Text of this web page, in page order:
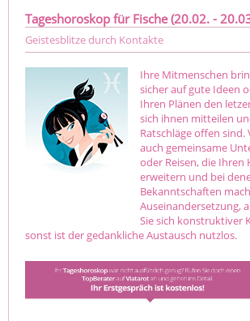
Tageshoroskop für Fische (20.02. -
Geistesblitze durch Kontakte
Ihre Mitmenschen
sicher auf gute Ideen
Ihren Plänen den
sich ihnen mitteilen
Ratschläge offen sind.
auch gemeinsame
oder Reisen, die Ihren
erweitern und bei
Bekanntschaften
Auseinandersetzung,
Sie sich konstruktiver
sonst ist der gedankliche Austausch nutzlos.